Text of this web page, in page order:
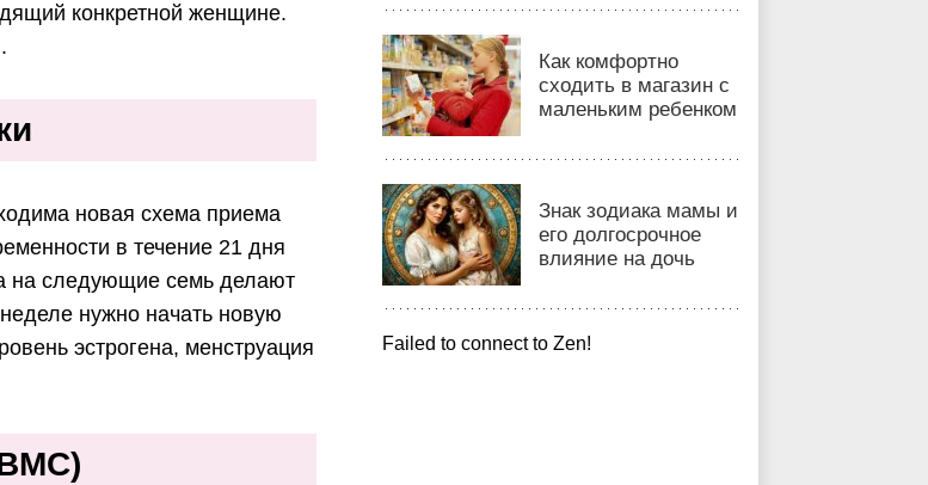
конкретной женщине.
новая схема приема
в течение 21 дня
на следующие семь делают
нужно начать новую
эстрогена, менструация
Как комфортно
сходить в магазин с
маленьким ребенком
Знак зодиака мамы и
его долгосрочное
влияние на дочь
Failed to connect to Zen!